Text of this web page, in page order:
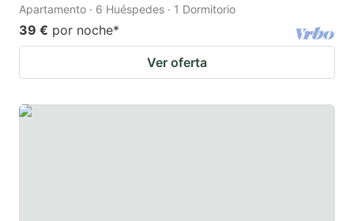
Apartamento · 6 Huéspedes · 1 Dormitorio
39 € por noche*
Ver oferta